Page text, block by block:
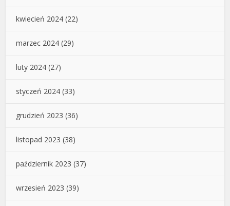
kwiecień 2024 (22)
marzec 2024 (29)
luty 2024 (27)
styczeń 2024 (33)
grudzień 2023 (36)
listopad 2023 (38)
październik 2023 (37)
wrzesień 2023 (39)